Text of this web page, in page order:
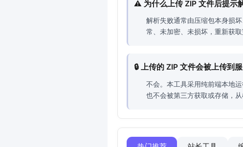
⚠️ 为什么上传 ZIP 文件后提示
解析失败通常由压缩包本身损
常、未加密、未损坏，重新获
🔒 上传的 ZIP 文件会被上传到
不会。本工具采用纯前端本地
也不会被第三方获取或存储，